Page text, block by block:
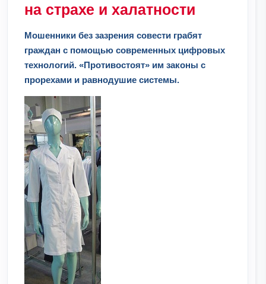
на страхе и халатности
Мошенники без зазрения совести грабят
граждан с помощью современных цифровых
технологий. «Противостоят» им законы с
прорехами и равнодушие системы.